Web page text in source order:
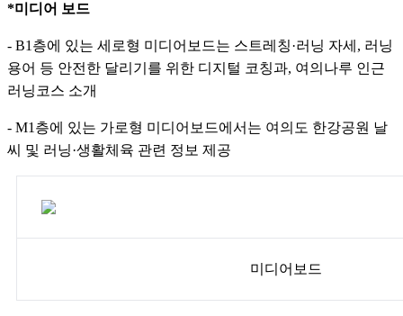
*미디어 보드
- B1층에 있는 세로형 미디어보드는 스트레칭·러닝 자세, 러닝
용어 등 안전한 달리기를 위한 디지털 코칭과, 여의나루 인근
러닝코스 소개
- M1층에 있는 가로형 미디어보드에서는 여의도 한강공원 날
씨 및 러닝·생활체육 관련 정보 제공
미디어보드